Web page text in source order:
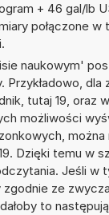
+ 46 gal/lb
połączone
naukowym'
dla
tutaj 19, oraz
możliwości
Dzięki temu w
Jeśli
ze
to